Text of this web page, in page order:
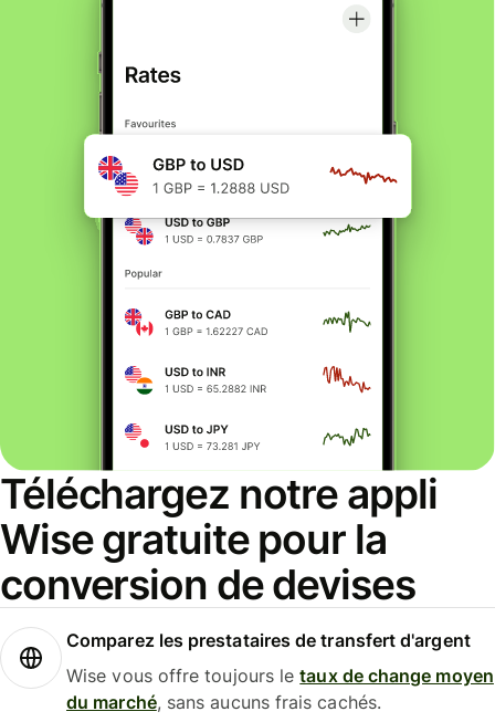
Téléchargez notre appli
Wise gratuite pour la
conversion de devises
Comparez les prestataires de transfert d'argent
Wise vous offre toujours letaux de change moyen
du marché, sans aucuns frais cachés.